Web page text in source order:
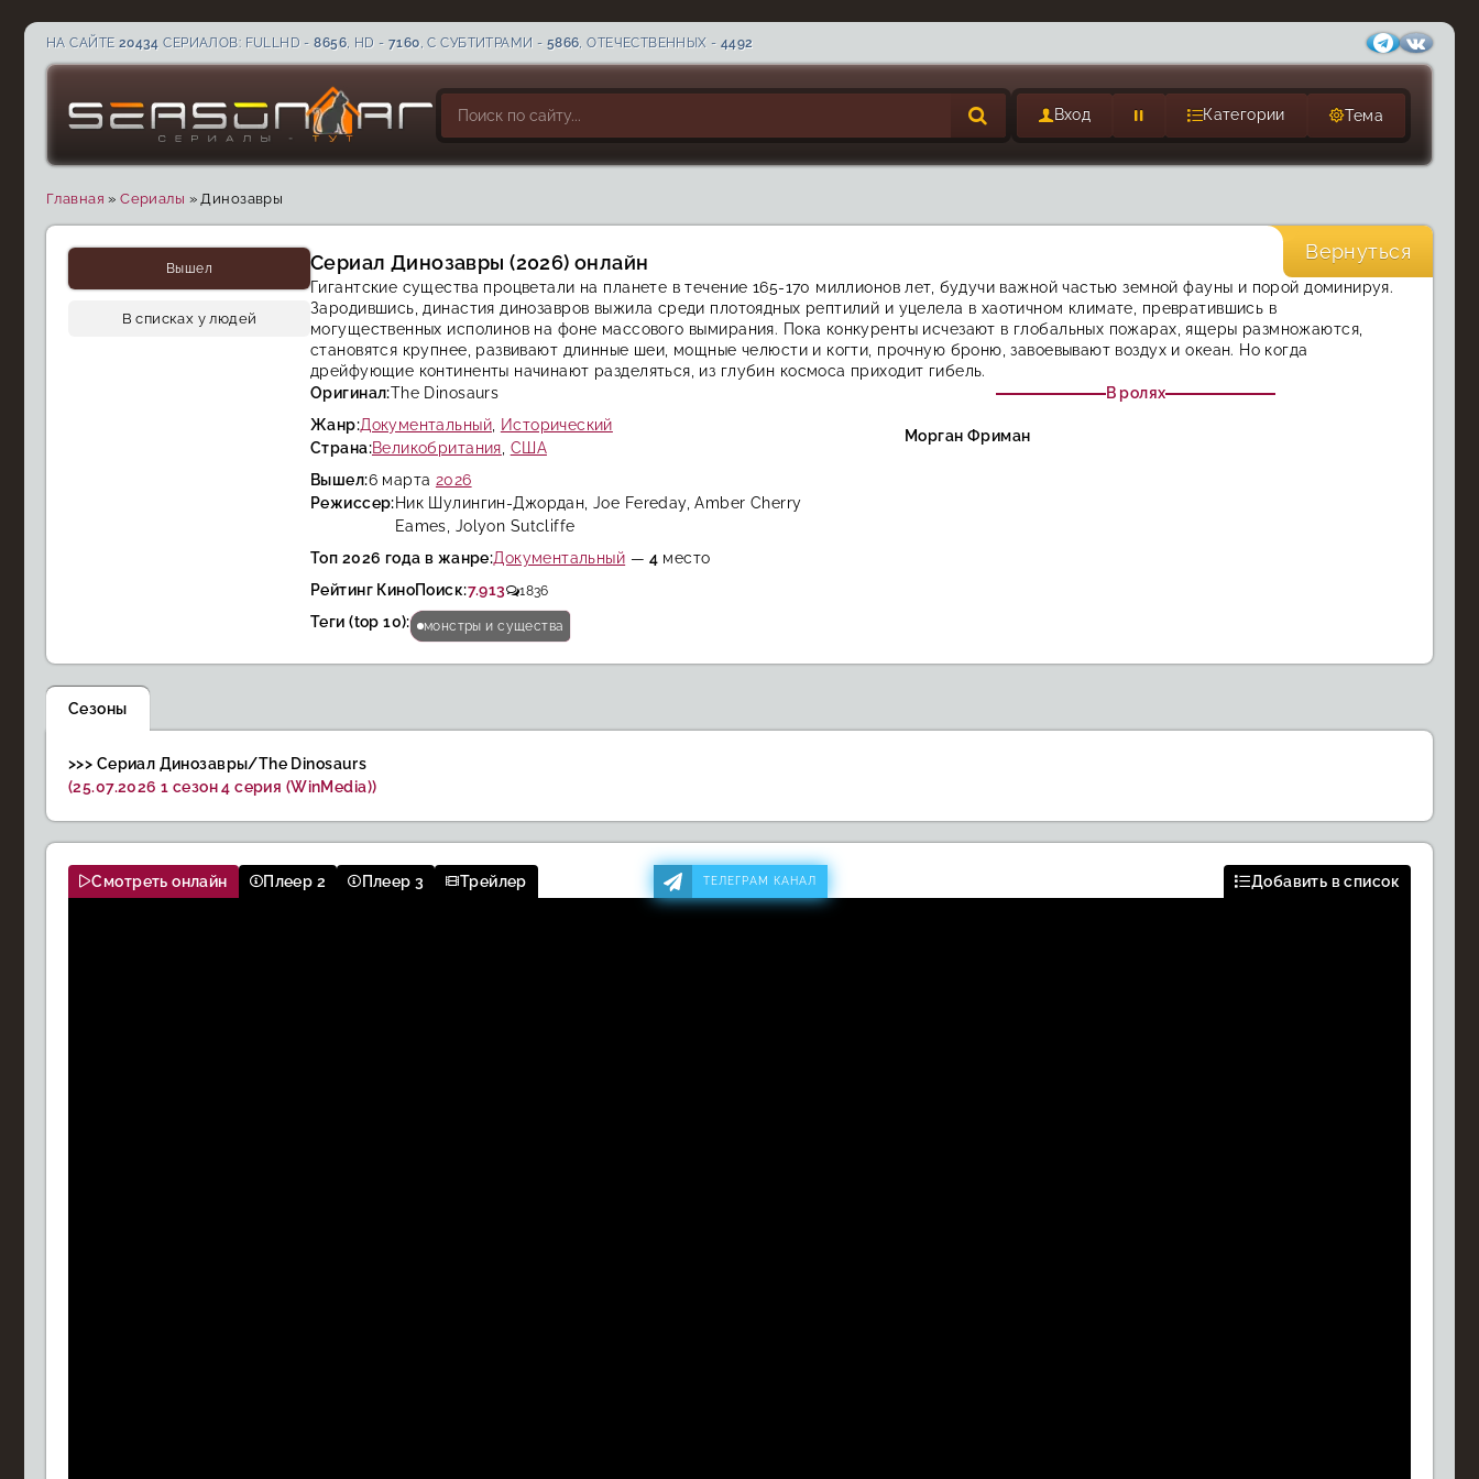
НА САЙТЕ 20434 СЕРИАЛОВ: FULLHD -8656, HD - 7160, С СУБТИТРАМИ - 5866, ОТЕЧЕСТВЕННЫХ -4492
Вход Категории Тема
Главная »Сериалы »Динозавры
CC HD
Вышел
В списках у людей
Сериал Динозавры (2026) онлайн
Гигантские существа процветали на планете в течение 165-170 миллионов лет, будучи важной частью земной фауны и порой доминируя.
Зародившись, династия динозавров выжила среди плотоядных рептилий и уцелела в хаотичном климате, превратившись в
могущественных исполинов на фоне массового вымирания. Пока конкуренты исчезают в глобальных пожарах, ящеры размножаются,
становятся крупнее, развивают длинные шеи, мощные челюсти и когти, прочную броню, завоевывают воздух и океан. Но когда
дрейфующие континенты начинают разделяться, из глубин космоса приходит гибель.
Оригинал:The Dinosaurs
Жанр:Документальный
Исторический
Страна:Великобритания США
Вышел:6 марта 2026
Режиссер:Ник Шулингин-Джордан, Joe Fereday, Amber Cherry
Eames, Jolyon Sutcliffe
Топ 2026 года в жанре:Документальный —4 место
Рейтинг КиноПоиск:7.913 1836
Теги (top 10): монстры и существа
В ролях
Морган Фриман
Вернуться
Сезоны
>>> Сериал Динозавры/The Dinosaurs
(25.07.2026 1 сезон 4 серия (WinMedia))
Смотреть онлайн Плеер 2 Плеер 3 Трейлер ТЕЛЕГРАМ КАНАЛ Добавить в список